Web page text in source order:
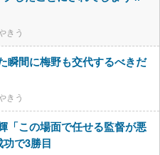
きう
瞬間に梅野も交代するべきだ
きう
「この場面で任せる監督が悪
で3勝目